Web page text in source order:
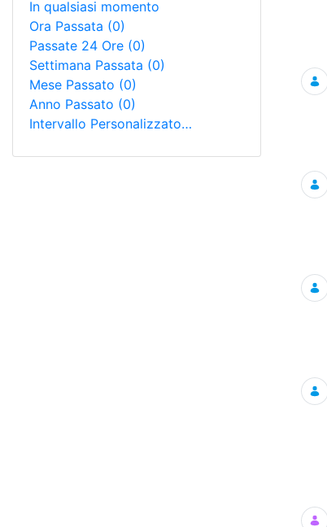
In qualsiasi momento
Ora Passata (0)
Passate 24 Ore (0)
Settimana Passata (0)
Mese Passato (0)
Anno Passato (0)
Intervallo Personalizzato…